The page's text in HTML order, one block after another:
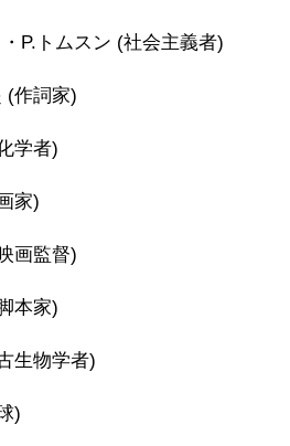
P.トムスン (社会主義者)
作詞家)
学者)
家)
画監督)
本家)
生物学者)
)